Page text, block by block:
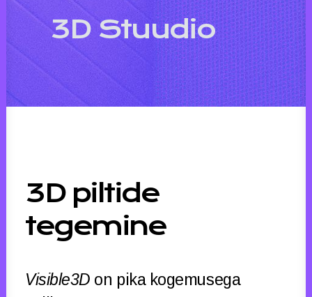
3D Stuudio
3D piltide
tegemine
Visible3D on pika kogemusega